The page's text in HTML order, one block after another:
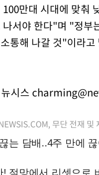
만대 시대에 맞춰
나서야 한다"며 "정부
통해 나갈 것"이라고
시스
무단 전재 및